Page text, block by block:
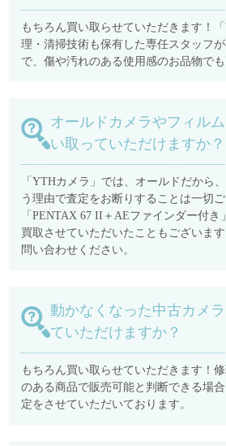
もちろん買い取らせていただきます！
理・清掃技術も保有した専任スタッフ
で、傷や汚れのある使用感のお品物で
オールドカメラやフィル
い取っていただけますか？
「YTHカメラ」では、オールドだから
う理由で査定をお断りすることは一切
「PENTAX 67 II＋AEファインダー付き
買取させていただいたこともございま
問い合わせください。
動かなくなった中古カメ
ていただけますか？
もちろん買い取らせていただきます！
のある商品で販売可能と判断できる場
定をさせていただいております。